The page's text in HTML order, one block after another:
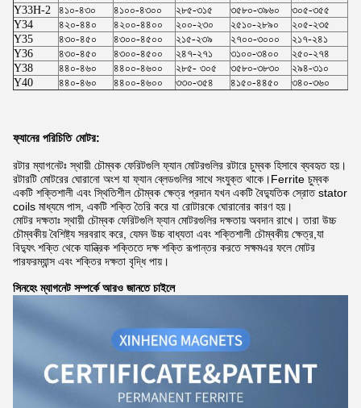
Y33H-2
৪১০-৪৩০ ৪১০০-৪৩০০ ২৮৫-৩১৫ ৩৫৮০-৩৯৬০ ৩০৫-৩৫৫
Y34
৪২০-৪৪০ ৪২০০-৪৪০০ ২০০-২৩০ ২৫১০-২৮৯০ ২০৫-২৩৫
Y35
৪৩০-৪৫০ ৪৩০০-৪৫০০ ২১৫-২৩৯ ২৭০০-৩০০০ ২১৭-২৪১
Y36
৪৩০-৪৫০ ৪৩০০-৪৫০০ ২৪৭-২৭১ ৩১০০-৩৪০০ ২৫০-২৭৪
Y38
৪৪০-৪৬০ ৪৪০০-৪৬০০ ২৮৫- ৩০৫ ৩৫৮০-৩৮৩০ ২৯৪-৩১০
Y40
৪৪০-৪৬০ ৪৪০০-৪৬০০ ৩৩০-৩৫৪ ৪১৫০-৪৪৫০ ৩৪০-৩৬০
ফ্যানের পরিচিতি মোটর:
রটার ম্যাগনেটঃ স্থায়ী চৌম্বক ফেরিটগুলি ফ্যান মোটরগুলির রটারে চুম্বক হিসাবে ব্যবহৃত হয়।
রটারটি মোটরের ঘোরানো অংশ যা ফ্যান ব্লেডগুলির সাথে সংযুক্ত থাকে।Ferrite চুম্বক
একটি শক্তিশালী এবং স্থিতিশীল চৌম্বক ক্ষেত্র প্রদান যখন একটি বৈদ্যুতিক স্রোত stator
coils মাধ্যমে পাস, একটি শক্তি তৈরি করে যা রোটারকে ঘোরানোর কারণ হয়।
মোটর দক্ষতাঃ স্থায়ী চৌম্বক ফেরিটগুলি ফ্যান মোটরগুলির দক্ষতায় অবদান রাখে। তারা উচ্চ
চৌম্বকীয় বৈশিষ্ট্য সরবরাহ করে, যেমন উচ্চ বাধ্যতা এবং শক্তিশালী চৌম্বকীয় ক্ষেত্র,যা
বিদ্যুৎ শক্তি থেকে যান্ত্রিক শক্তিতে দক্ষ শক্তি রূপান্তর করতে সক্ষমএর ফলে মোটর
পারফরম্যান্স এবং শক্তির দক্ষতা বৃদ্ধি পায়।
সিনহেং ম্যাগনেট সম্পর্কে আরও জানতে চাইলে